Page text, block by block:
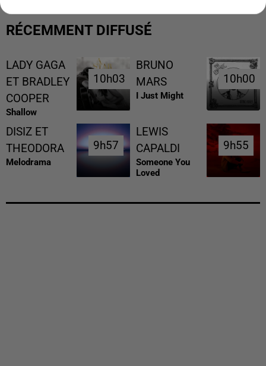
RÉCEMMENT DIFFUSÉ
LADY GAGA
ET BRADLEY
COOPER
Shallow
10h03
10h03
BRUNO
MARS
I Just Might
10h00
10h00
DISIZ ET
THEODORA
Melodrama
9h57
9h57
LEWIS
CAPALDI
Someone You
Loved
9h55
9h55